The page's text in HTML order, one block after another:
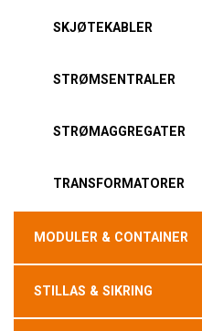
SKJØTEKABLER
STRØMSENTRALER
STRØMAGGREGATER
TRANSFORMATORER
MODULER & CONTAINER
STILLAS & SIKRING